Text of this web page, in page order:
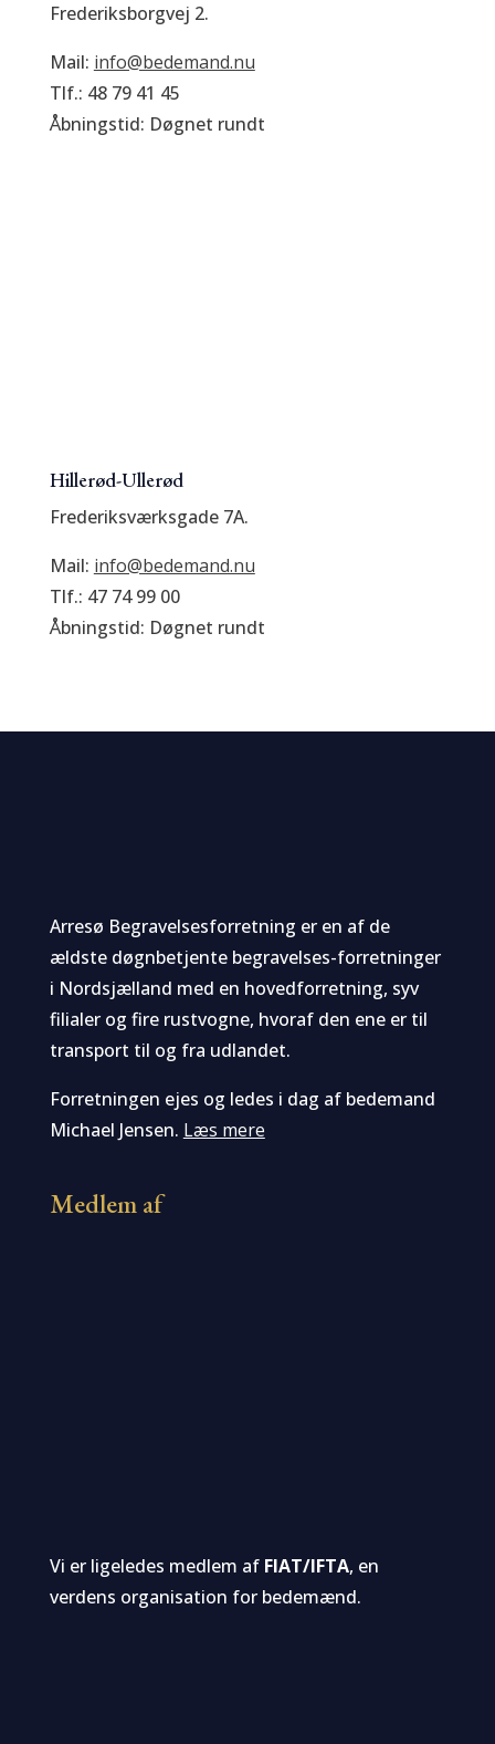
Frederiksborgvej 2.
Mail: info@bedemand.nu
Tlf.: 48 79 41 45
Åbningstid: Døgnet rundt
Hillerød-Ullerød
Frederiksværksgade 7A.
Mail: info@bedemand.nu
Tlf.: 47 74 99 00
Åbningstid: Døgnet rundt
Arresø Begravelsesforretning er en af de
ældste døgnbetjente begravelses-forretninger
i Nordsjælland med en hovedforretning, syv
filialer og fire rustvogne, hvoraf den ene er til
transport til og fra udlandet.
Forretningen ejes og ledes i dag af bedemand
Michael Jensen. Læs mere
Medlem af
Vi er ligeledes medlem af FIAT/IFTA, en
verdens organisation for bedemænd.